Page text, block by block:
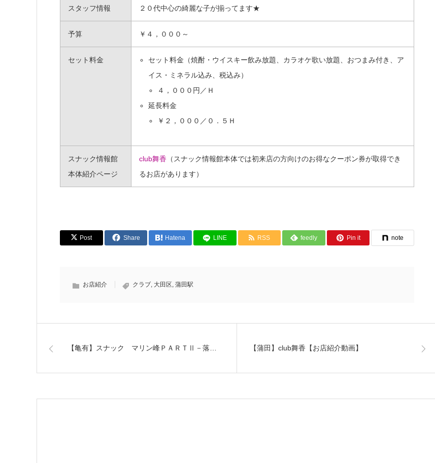
スタッフ情報 ２０代中心の綺麗な子が揃ってます★
予算 ￥４，０００～
セット料金
セット料金（焼酎・ウイスキー飲み放題、カラオケ歌い放題、おつまみ付き、ア
イス・ミネラル込み、税込み）
４，０００円／Ｈ
延長料金
￥２，０００／０．５Ｈ
スナック情報館
本体紹介ページ
club舞香 （スナック情報館本体では初来店の方向けのお得なクーポン券が取得でき
るお店があります）
Post Share Hatena LINE RSS feedly Pin it note
お店紹介 クラブ, 大田区, 蒲田駅
【亀有】スナック マリン峰ＰＡＲＴⅡ－落… 【蒲田】club舞香【お店紹介動画】